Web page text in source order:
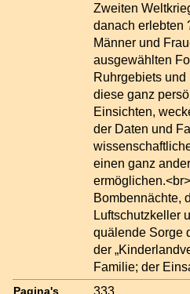
Zweiten
danach erlebten
Männer und
ausgewählten
Ruhrgebiets
diese ganz
Einsichten,
der Daten und
einen ganz
Bombennächte,
Luftschutzkeller
quälende Sorge
der
Familie; der
Pagina's 333